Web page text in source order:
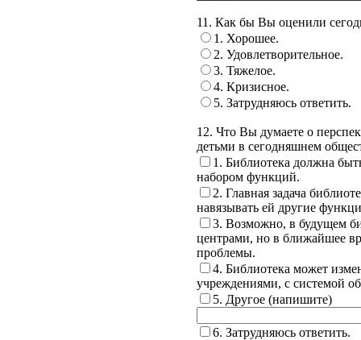
11. Как бы Вы оценили
1. Хорошее.
2. Удовлетворительное.
3. Тяжелое.
4. Кризисное.
5. Затрудняюсь ответить.
12. Что Вы думаете о
детьми в сегодняшнем
1. Библиотека должна
набором функций.
2. Главная задача
навязывать ей другие
3. Возможно, в будущем
центрами, но в ближайшее
проблемы.
4. Библиотека может
учреждениями, с системой
5. Другое (напишите)
6. Затрудняюсь ответить.